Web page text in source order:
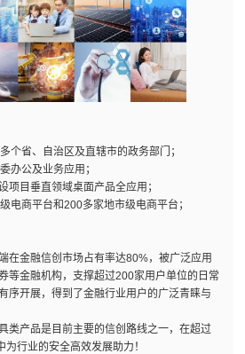
个省、自治区及直辖市的政务部门；
办公及业务应用；
项目垂直领域桌面产品全应用；
电商平台和200多家地市级电商平台；
在金融信创市场占有率达80%，被广泛应用
等金融机构，支撑超过200家用户单位的日常
序开展，得到了金融行业用户的广泛青睐与
类产品是目前主要的信创路线之一，在超过
为行业的安全高效发展助力！